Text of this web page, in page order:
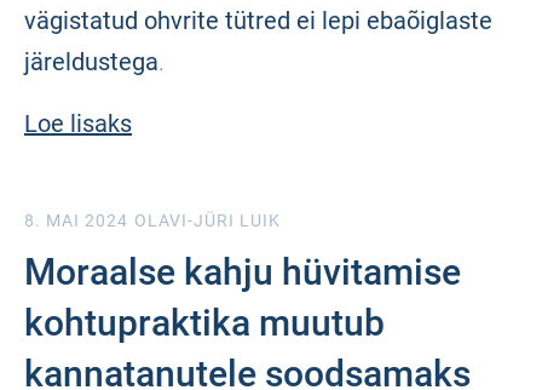
vägistatud ohvrite tütred ei lepi ebaõiglaste
järeldustega.
Loe lisaks
8. MAI 2024 OLAVI-JÜRI LUIK
Moraalse kahju hüvitamise
kohtupraktika muutub
kannatanutele soodsamaks